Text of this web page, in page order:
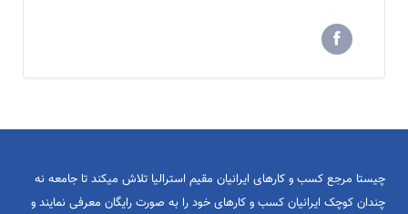
چیستا مرجع کسب و کارهای ایرانیان مقیم استرالیا تلاش میکند تا جامعه نه
چندان کوچک ایرانیان کسب و کارهای خود را به صورت رایگان معرفی نمایند و